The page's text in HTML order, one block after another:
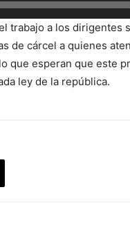
trabajo a los dirigentes
de cárcel a quienes
que esperan que este
ley de la república.